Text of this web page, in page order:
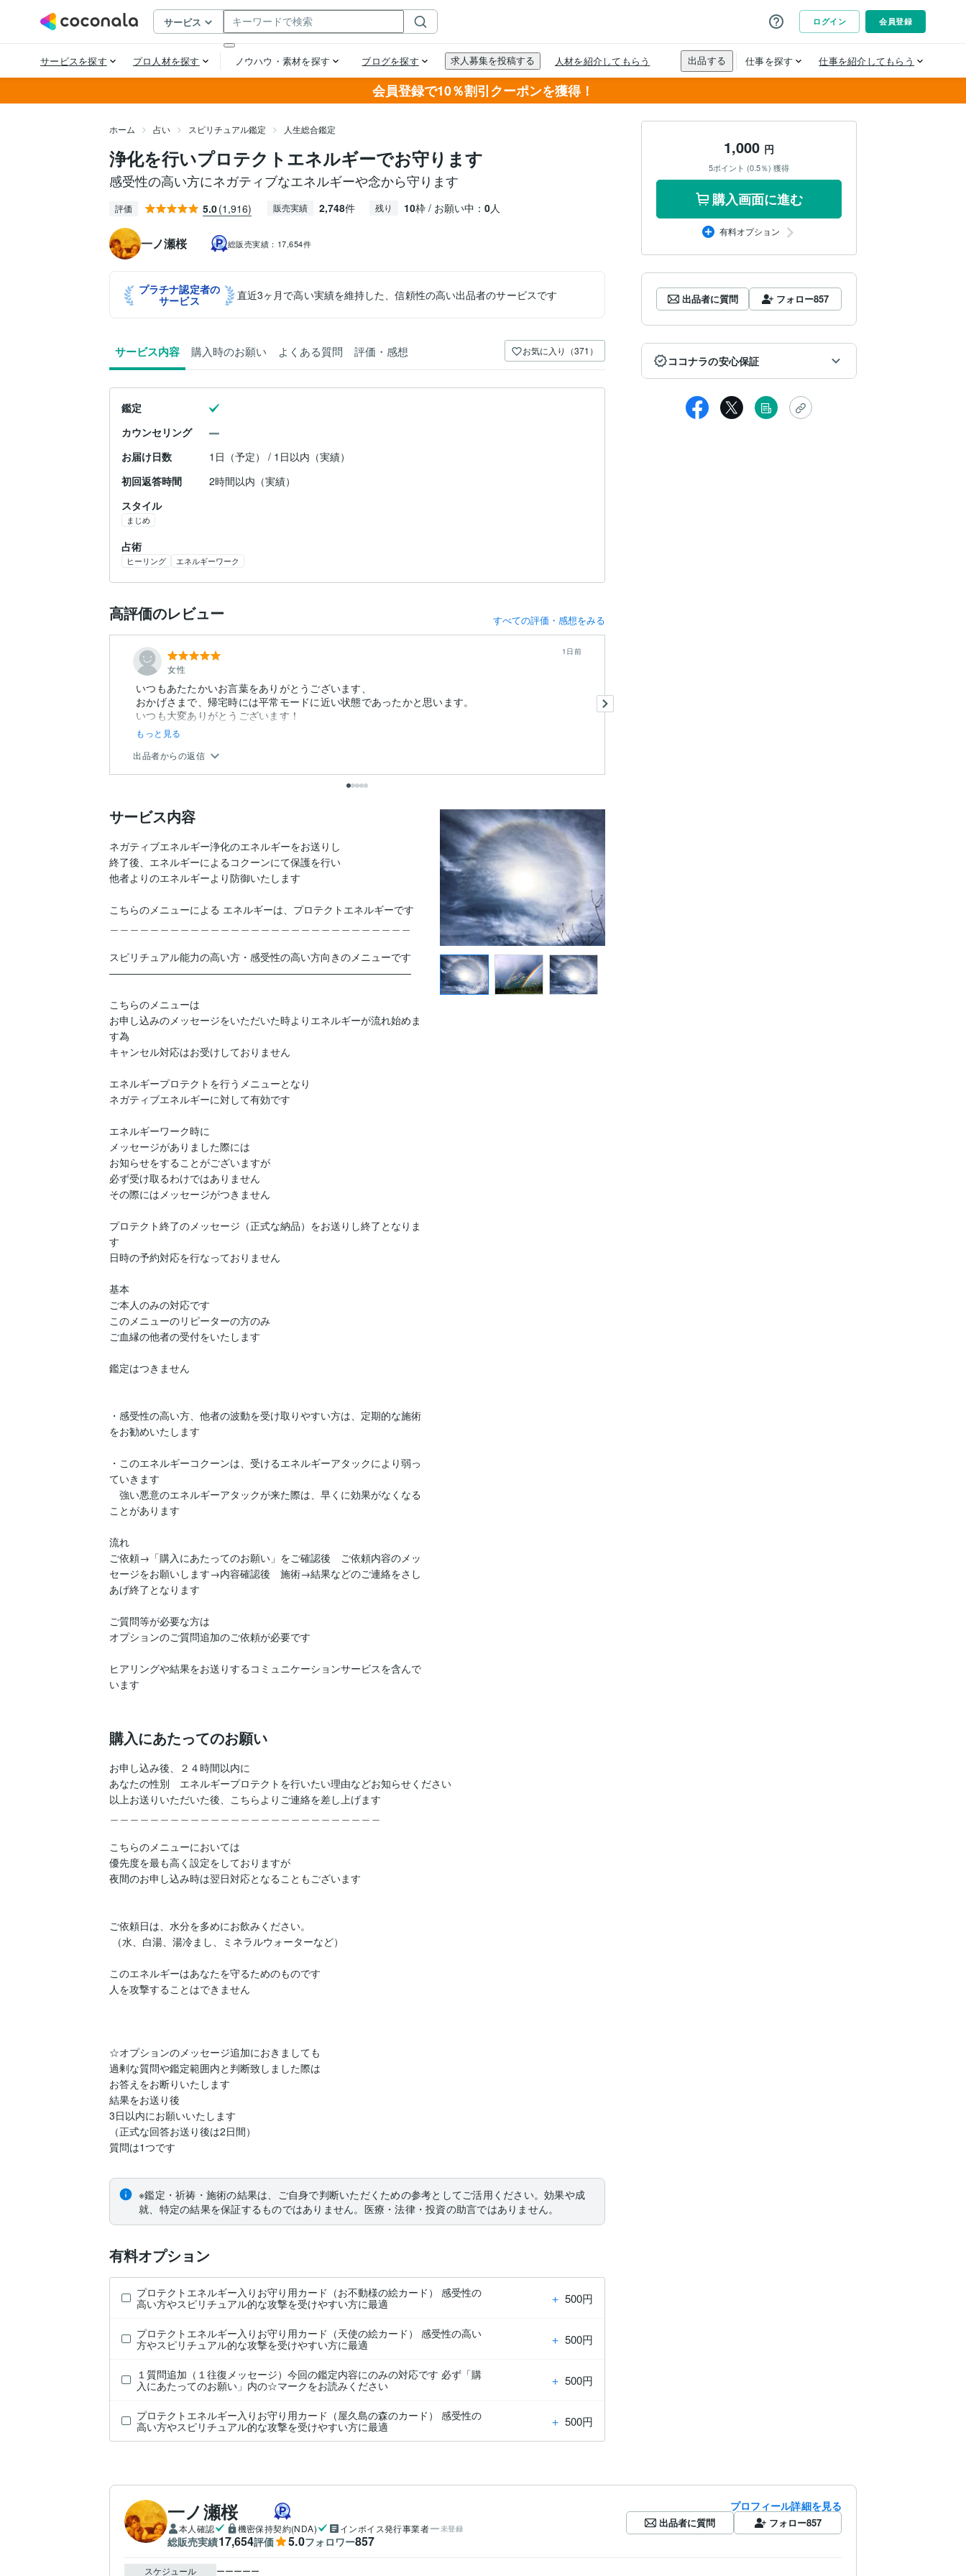
会員登録で10％割引クーポンを獲得！
ホーム 占い スピリチュアル鑑定 人生総合鑑定
浄化を行いプロテクトエネルギーでお守ります
感受性の高い方にネガティブなエネルギーや念から守ります
評価 5.0(1,916) 販売実績 2,748件 残り 10枠 / お願い中： 0人
一ノ瀬桜 総販売実績： 17,654件
プラチナ認定者の
サービス
直近3ヶ月で高い実績を維持した、信頼性の高い出品者のサービスです
サービス内容 購入時のお願い よくある質問 評価・感想 お気に入り（371）
鑑定
カウンセリング
お届け日数
1日（予定） / 1日以内（実績）
初回返答時間
2時間以内（実績）
スタイル
まじめ
占術
ヒーリング エネルギーワーク
高評価のレビュー すべての評価・感想をみる
女性
1日前
いつもあたたかいお言葉をありがとうございます、
おかげさまで、帰宅時には平常モードに近い状態であったかと思います。
いつも大変ありがとうございます！
もっと見る
出品者からの返信
サービス内容
ネガティブエネルギー浄化のエネルギーをお送りし
終了後、エネルギーによるコクーンにて保護を行い
他者よりのエネルギーより防御いたします
こちらのメニューによる エネルギーは、プロテクトエネルギーです
スピリチュアル能力の高い方・感受性の高い方向きのメニューです
――――――――――――――――――――――――――――――
こちらのメニューは
お申し込みのメッセージをいただいた時よりエネルギーが流れ始めま
す為
キャンセル対応はお受けしておりません
エネルギープロテクトを行うメニューとなり
ネガティブエネルギーに対して有効です
エネルギーワーク時に
メッセージがありました際には
お知らせをすることがございますが
必ず受け取るわけではありません
その際にはメッセージがつきません
プロテクト終了のメッセージ（正式な納品）をお送りし終了となりま
す
日時の予約対応を行なっておりません
基本
ご本人のみの対応です
このメニューのリピーターの方のみ
ご血縁の他者の受付をいたします
鑑定はつきません
・感受性の高い方、他者の波動を受け取りやすい方は、定期的な施術
をお勧めいたします
・このエネルギーコクーンは、受けるエネルギーアタックにより弱っ
ていきます
強い悪意のエネルギーアタックが来た際は、早くに効果がなくなる
ことがあります
流れ
ご依頼→「購入にあたってのお願い」をご確認後　ご依頼内容のメッ
セージをお願いします→内容確認後　施術→結果などのご連絡をさし
あげ終了となります
ご質問等が必要な方は
オプションのご質問追加のご依頼が必要です
ヒアリングや結果をお送りするコミュニケーションサービスを含んで
います
購入にあたってのお願い
お申し込み後、２４時間以内に
あなたの性別　エネルギープロテクトを行いたい理由などお知らせください
以上お送りいただいた後、こちらよりご連絡を差し上げます
こちらのメニューにおいては
優先度を最も高く設定をしておりますが
夜間のお申し込み時は翌日対応となることもございます
ご依頼日は、水分を多めにお飲みください。
このエネルギーはあなたを守るためのものです
人を攻撃することはできません
☆オプションのメッセージ追加におきましても
過剰な質問や鑑定範囲内と判断致しました際は
お答えをお断りいたします
結果をお送り後
3日以内にお願いいたします
（正式な回答お送り後は2日間）
質問は1つです
※鑑定・祈祷・施術の結果は、ご自身で判断いただくための参考としてご活用ください。効果や成
就、特定の結果を保証するものではありません。医療・法律・投資の助言ではありません。
有料オプション
プロテクトエネルギー入りお守り用カード（お不動様の絵カード） 感受性の
高い方やスピリチュアル的な攻撃を受けやすい方に最適
＋ 500円
プロテクトエネルギー入りお守り用カード（天使の絵カード） 感受性の高い
方やスピリチュアル的な攻撃を受けやすい方に最適
＋ 500円
１質問追加（１往復メッセージ）今回の鑑定内容にのみの対応です 必ず「購
入にあたってのお願い」内の☆マークをお読みください
＋ 500円
プロテクトエネルギー入りお守り用カード（屋久島の森のカード） 感受性の
高い方やスピリチュアル的な攻撃を受けやすい方に最適
＋ 500円
1,000 円
5ポイント (0.5％) 獲得
購入画面に進む
有料オプション
出品者に質問 フォロー857
ココナラの安心保証
一ノ瀬桜
本人確認 機密保持契約(NDA) インボイス発行事業者 未登録
総販売実績17,654評価 5.0フォロワー857
プロフィール詳細を見る
出品者に質問 フォロー857
スケジュール ーーーーー